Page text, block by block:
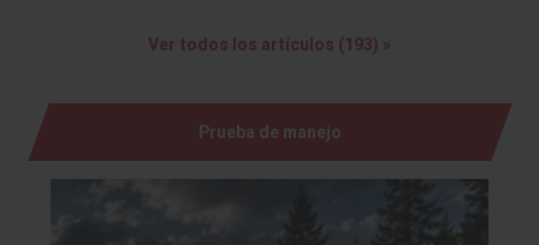
Ver todos los artículos (193) »
Prueba de manejo